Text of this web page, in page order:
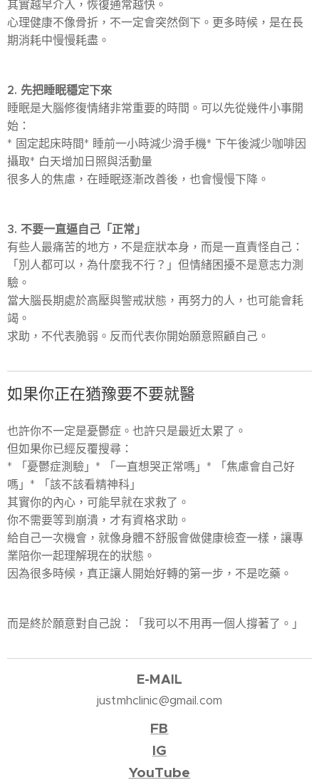
其實越早介入，恢復通常越快。
心理健康不像骨折，不一定會突然倒下。更多時候，是在長
期消耗中慢慢耗盡。
2. 先把睡眠穩定下來
睡眠是大腦修復情緒非常重要的時間。可以先從幾件小事開
始：
* 固定起床時間* 睡前一小時減少滑手機* 下午後減少咖啡因
攝取* 白天增加日照與活動量
很多人的焦慮，在睡眠逐漸改善後，也會慢慢下降。
3. 不要一直逼自己「正常」
有些人最痛苦的地方，不是症狀本身，而是一直責怪自己：
「別人都可以，為什麼我不行？」但情緒困擾不是意志力測
驗。
當大腦長期處於高壓與警戒狀態，再努力的人，也可能會耗
竭。
求助，不代表脆弱。反而代表你開始願意照顧自己。
如果你正在猶豫要不要就醫
也許你不一定是憂鬱症。也許只是最近太累了。
但如果你已經反覆搜尋：
* 「憂鬱症測驗」* 「一直想哭正常嗎」* 「焦慮會自己好
嗎」* 「該不該看精神科」
其實你的內心，可能早就在求救了。
你不需要等到崩潰，才有資格求助。
給自己一次機會，就像身體不舒服會做健康檢查一樣，讓專
業陪你一起理解現在的狀態。
因為很多時候，真正讓人開始好轉的第一步，不是吃藥。
而是終於願意對自己說：「我可以不用再一個人撐著了。」
E-MAIL
justmhclinic@gmail.com
FB
IG
YouTube